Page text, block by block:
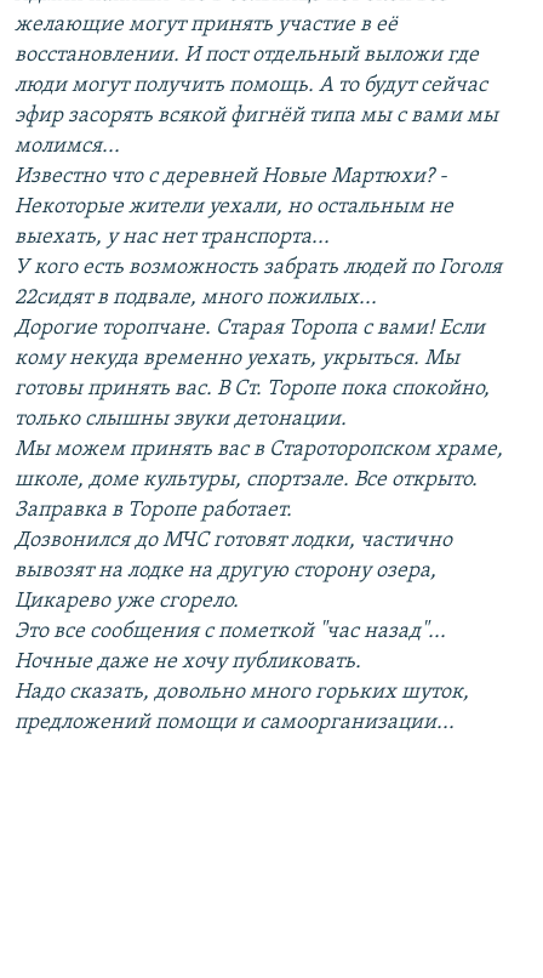
желающие могут принять участие в её
восстановлении. И пост отдельный выложи где
люди могут получить помощь. А то будут сейчас
эфир засорять всякой фигнёй типа мы с вами мы
молимся...
Известно что с деревней Новые Мартюхи? -
Некоторые жители уехали, но остальным не
выехать, у нас нет транспорта...
У кого есть возможность забрать людей по Гоголя
22сидят в подвале, много пожилых...
Дорогие торопчане. Старая Торопа с вами! Если
кому некуда временно уехать, укрыться. Мы
готовы принять вас. В Ст. Торопе пока спокойно,
только слышны звуки детонации.
Мы можем принять вас в Староторопском храме,
школе, доме культуры, спортзале. Все открыто.
Заправка в Торопе работает.
Дозвонился до МЧС готовят лодки, частично
вывозят на лодке на другую сторону озера,
Цикарево уже сгорело.
Это все сообщения с пометкой "час назад"...
Ночные даже не хочу публиковать.
Надо сказать, довольно много горьких шуток,
предложений помощи и самоорганизации...